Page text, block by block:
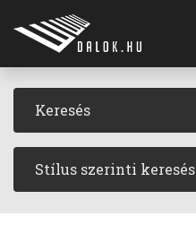
Stílus szerinti keresés